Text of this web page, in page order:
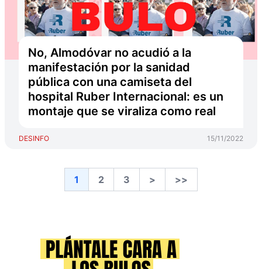
No, Almodóvar no acudió a la
manifestación por la sanidad
pública con una camiseta del
hospital Ruber Internacional: es un
montaje que se viraliza como real
DESINFO 15/11/2022
1 2 3 > >>